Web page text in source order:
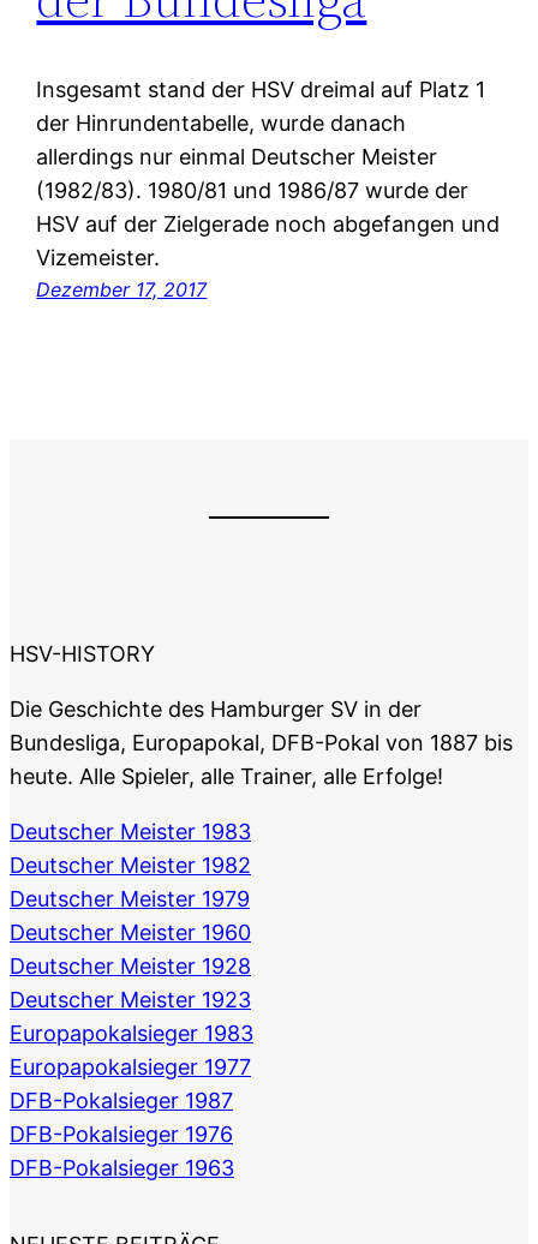
Insgesamt stand der HSV dreimal auf Platz 1
der Hinrundentabelle, wurde danach
allerdings nur einmal Deutscher Meister
(1982/83). 1980/81 und 1986/87 wurde der
HSV auf der Zielgerade noch abgefangen und
Vizemeister.
Dezember 17, 2017
HSV-HISTORY
Die Geschichte des Hamburger SV in der
Bundesliga, Europapokal, DFB-Pokal von 1887 bis
heute. Alle Spieler, alle Trainer, alle Erfolge!
Deutscher Meister 1983
Deutscher Meister 1982
Deutscher Meister 1979
Deutscher Meister 1960
Deutscher Meister 1928
Deutscher Meister 1923
Europapokalsieger 1983
Europapokalsieger 1977
DFB-Pokalsieger 1987
DFB-Pokalsieger 1976
DFB-Pokalsieger 1963